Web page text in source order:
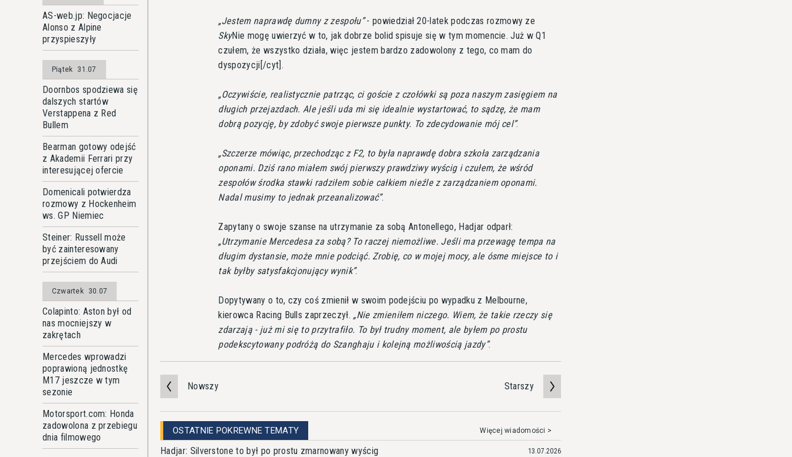
AS-web.jp: Negocjacje
Alonso z Alpine
przyspieszyły
Piątek 31.07
Doornbos spodziewa się
dalszych startów
Verstappena z Red
Bullem
Bearman gotowy odejść
z Akademii Ferrari przy
interesującej ofercie
Domenicali potwierdza
rozmowy z Hockenheim
ws. GP Niemiec
Steiner: Russell może
być zainteresowany
przejściem do Audi
Czwartek 30.07
Colapinto: Aston był od
nas mocniejszy w
zakrętach
Mercedes wprowadzi
poprawioną jednostkę
M17 jeszcze w tym
sezonie
Motorsport.com: Honda
zadowolona z przebiegu
dnia filmowego
Jestem naprawdę dumny z zespołu - powiedział 20-latek podczas rozmowy ze
SkyNie mogę uwierzyć w to, jak dobrze bolid spisuje się w tym momencie. Już w Q1
czułem, że wszystko działa, więc jestem bardzo zadowolony z tego, co mam do
dyspozycji[/cyt].
Oczywiście, realistycznie patrząc, ci goście z czołówki są poza naszym zasięgiem na
długich przejazdach. Ale jeśli uda mi się idealnie wystartować, to sądzę, że mam
dobrą pozycję, by zdobyć swoje pierwsze punkty. To zdecydowanie mój cel .
Szczerze mówiąc, przechodząc z F2, to była naprawdę dobra szkoła zarządzania
oponami. Dziś rano miałem swój pierwszy prawdziwy wyścig i czułem, że wśród
zespołów środka stawki radziłem sobie całkiem nieźle z zarządzaniem oponami.
Nadal musimy to jednak przeanalizować .
Zapytany o swoje szanse na utrzymanie za sobą Antonellego, Hadjar odparł:
Utrzymanie Mercedesa za sobą? To raczej niemożliwe. Jeśli ma przewagę tempa na
długim dystansie, może mnie podciąć. Zrobię, co w mojej mocy, ale ósme miejsce to i
tak byłby satysfakcjonujący wynik .
Dopytywany o to, czy coś zmienił w swoim podejściu po wypadku z Melbourne,
kierowca Racing Bulls zaprzeczył.
Nie zmieniłem niczego. Wiem, że takie rzeczy się
zdarzają - już mi się to przytrafiło. To był trudny moment, ale byłem po prostu
podekscytowany podróżą do Szanghaju i kolejną możliwością jazdy .
Nowszy Starszy
OSTATNIE POKREWNE TEMATY Więcej wiadomości >
Hadjar: Silverstone to był po prostu zmarnowany wyścig 13.07.2026